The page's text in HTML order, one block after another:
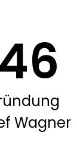
Wagner